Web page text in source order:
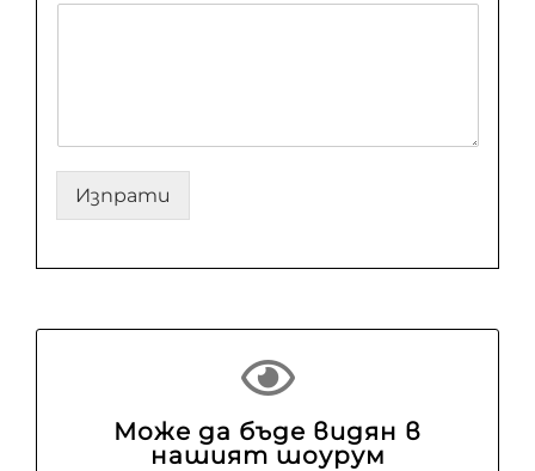
Изпрати
Може да бъде видян в
нашият шоурум